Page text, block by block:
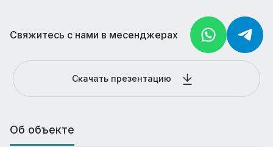
Свяжитесь с нами в месенджерах
Скачать презентацию
Об объекте